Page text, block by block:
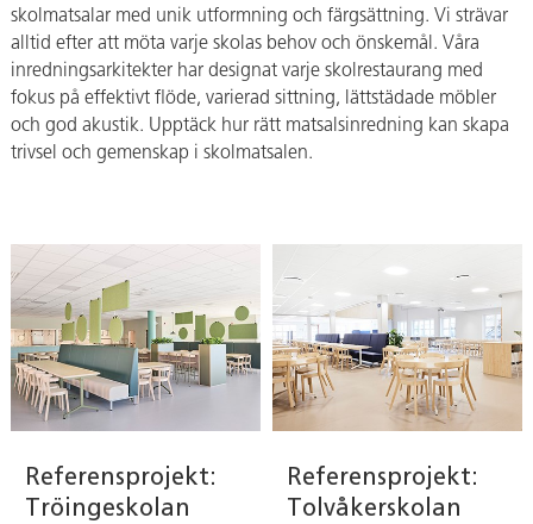
skolmatsalar med unik utformning och färgsättning. Vi strävar
alltid efter att möta varje skolas behov och önskemål. Våra
inredningsarkitekter har designat varje skolrestaurang med
fokus på effektivt flöde, varierad sittning, lättstädade möbler
och god akustik. Upptäck hur rätt matsalsinredning kan skapa
trivsel och gemenskap i skolmatsalen.
Referensprojekt:
Tröingeskolan
Referensprojekt:
Tolvåkerskolan